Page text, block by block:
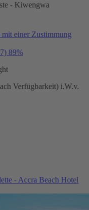
- Kiwengwa
einer Zustimmung
89%
Verfügbarkeit) i.W.v.
- Accra Beach Hotel